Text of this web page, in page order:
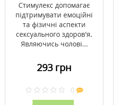
Стимулекс допомагає
підтримувати емоційні
та фізичні аспекти
сексуального здоров'я.
Являючись чолові...
293 грн
0